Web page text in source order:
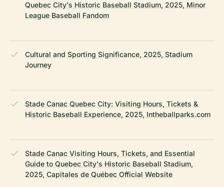
Quebec City's Historic Baseball Stadium, 2025, Minor
League Baseball Fandom
Cultural and Sporting Significance, 2025, Stadium
Journey
Stade Canac Quebec City: Visiting Hours, Tickets &
Historic Baseball Experience, 2025, Intheballparks.com
Stade Canac Visiting Hours, Tickets, and Essential
Guide to Quebec City's Historic Baseball Stadium,
2025, Capitales de Québec Official Website